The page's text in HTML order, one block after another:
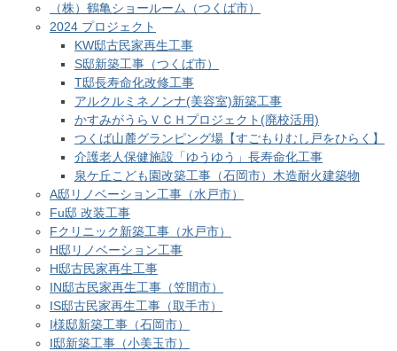
（株）鶴亀ショールーム（つくば市）
2024 プロジェクト
KW邸古民家再生工事
S邸新築工事（つくば市）
T邸長寿命化改修工事
アルクルミネノンナ(美容室)新築工事
かすみがうらＶＣＨプロジェクト(廃校活用)
つくば山麓グランピング場【すごもりむし戸をひらく】
介護老人保健施設「ゆうゆう」長寿命化工事
泉ケ丘こども園改築工事（石岡市）木造耐火建築物
A邸リノベーション工事（水戸市）
Fu邸 改装工事
Fクリニック新築工事（水戸市）
H邸リノベーション工事
H邸古民家再生工事
IN邸古民家再生工事（笠間市）
IS邸古民家再生工事（取手市）
I様邸新築工事（石岡市）
I邸新築工事（小美玉市）